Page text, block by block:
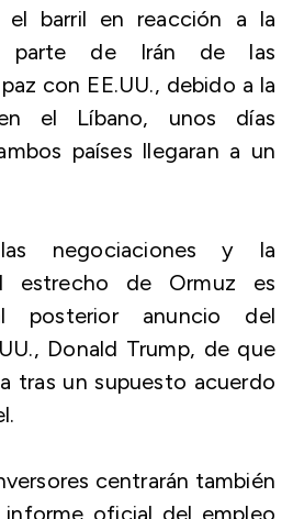
el barril en reacción a la
parte de Irán de las
con EE.UU., debido a la
el Líbano, unos días
países llegaran a un
negociaciones y la
estrecho de Ormuz es
posterior anuncio del
Donald Trump, de que
tras un supuesto acuerdo
centrarán también
oficial del empleo